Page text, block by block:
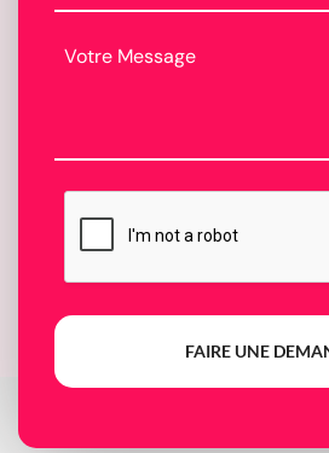
FAIRE UNE